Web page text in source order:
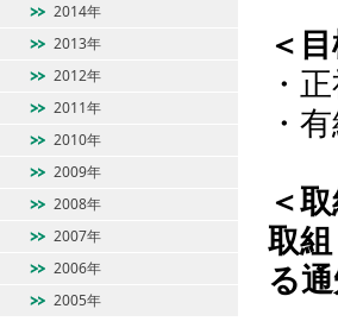
＜
・
・
＜
取
る
2014年
2013年
2012年
2011年
2010年
2009年
2008年
2007年
2006年
2005年